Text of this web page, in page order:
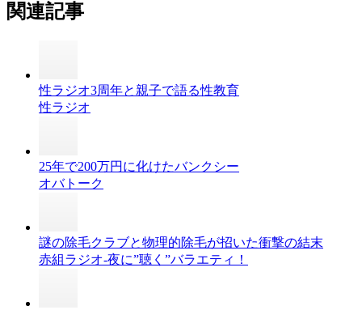
関連記事
性ラジオ3周年と親子で語る性教育
性ラジオ
25年で200万円に化けたバンクシー
オバトーク
謎の除毛クラブと物理的除毛が招いた衝撃の結末
赤組ラジオ-夜に”聴く”バラエティ！